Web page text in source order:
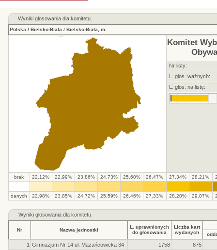
Wyniki głosowania dla komitetu.
Polska / Bielsko-Biała / Bielsko-Biała, m.
Komitet
Nr listy:
L. głos. ważnych:
L. głos. na listę:
brak 22.12% 22.99% 23.86% 24.73% 25.60% 26.47% 27.34% 28.21%
danych 22.98% 23.85% 24.72% 25.59% 26.46% 27.33% 28.20% 29.07%
Wyniki głosowania dla komitetu.
Nr Nazwa jednostki
L. uprawnionych
do głosowania
Liczba kart
wydanych
1 Gimnazjum Nr 14 ul. Mazańcowicka 34 1758 875